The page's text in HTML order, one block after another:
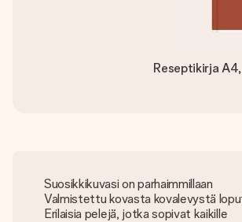
Reseptikirja
Suosikkikuvasi on parhaimmillaan
Valmistettu kovasta kovalevystä
Erilaisia ​​pelejä, jotka sopivat kaikille